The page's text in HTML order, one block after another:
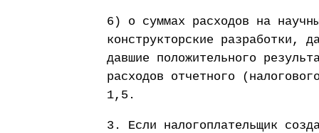
6) о суммах расходов на
конструкторские разработки,
давшие положительного
расходов отчетного
1,5.
3. Если налогоплательщик